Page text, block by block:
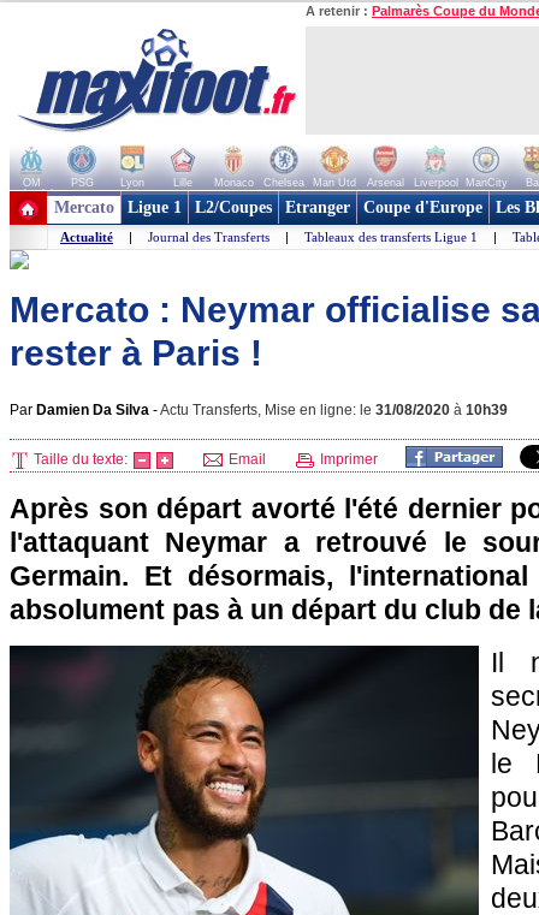
A retenir : Palmarès Coupe du
OM PSG Lyon Lille Monaco Chelsea Man Utd Arsenal Liverpool ManCity
+ de clubs
Mercato Ligue 1 L2/Coupes Etranger Coupe d'Europe Les
Actualité | Journal des Transferts | Tableaux des transferts Ligue 1 |
Mercato : Neymar officialise
rester à Paris !
Par Damien Da Silva -Actu Transferts, Mise en ligne: le 31/08/2020 à 10h39
Taille du texte: Email Imprimer
Après son départ avorté l'été dernier
l'attaquant Neymar a retrouvé le
Germain. Et désormais,
absolument pas à un départ du club de
Il
le